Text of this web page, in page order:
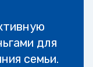
для
семьи.